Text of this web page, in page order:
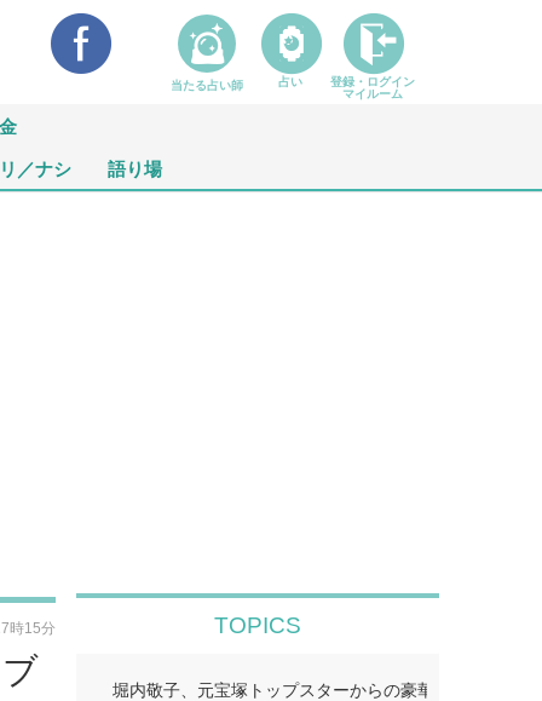
／ナシ 語り場
時15分 TOPICS
堀内敬子、元宝塚トップスターからの豪華差し入れ披
当たる占い師 占い
登録・ログイン
マイルーム